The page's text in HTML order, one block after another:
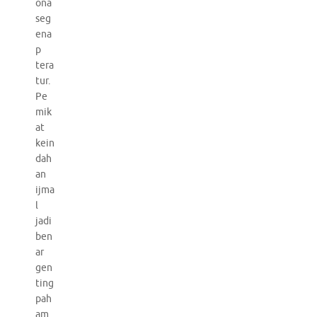
ona
seg
ena
p
tera
tur.
Pe
mik
at
kein
dah
an
ijma
l
jadi
ben
ar
gen
ting
pah
am